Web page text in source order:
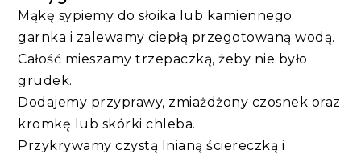
Mąkę sypiemy do słoika lub kamiennego
garnka i zalewamy ciepłą przegotowaną wodą.
Całość mieszamy trzepaczką, żeby nie było
grudek.
Dodajemy przyprawy, zmiażdżony czosnek oraz
kromkę lub skórki chleba.
Przykrywamy czystą lnianą ściereczką i